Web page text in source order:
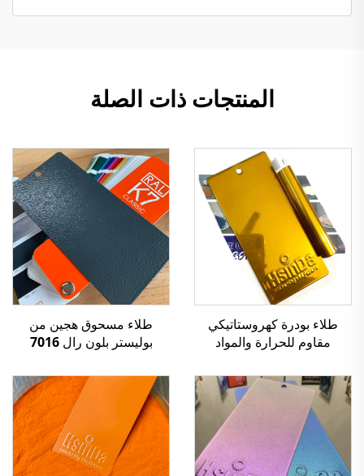
المنتجات ذات الصلة
طلاء بودرة كهروستاتيكي
مقاوم للحرارة والمواد
ذهبي، لتصنيع المعادن
طلاء مسحوق هجين من
بوليستر بلون رال 7016
للزينة المعدنية